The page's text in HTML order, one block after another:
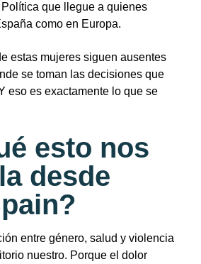
que llegue a quienes
como en Europa.
estas mujeres siguen ausentes
se toman las decisiones que
eso es exactamente lo que se
esto nos
desde
entre género, salud y violencia
nuestro. Porque el dolor